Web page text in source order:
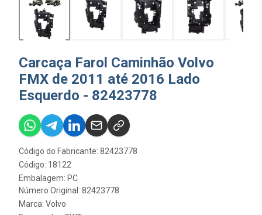
Carcaça Farol Caminhão Volvo
FMX de 2011 até 2016 Lado
Esquerdo - 82423778
Código do Fabricante: 82423778
Código: 18122
Embalagem: PC
Número Original: 82423778
Marca: Volvo